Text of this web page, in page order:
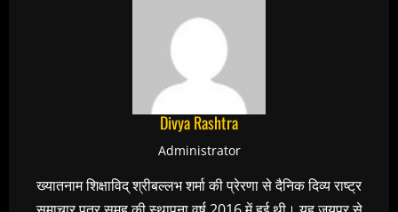
Divya Rashtra
Administrator
ख्यातनाम शिक्षाविद् श्रीबल्लभ शर्मा की प्रेरणा से दैनिक दिव्य राष्ट्र